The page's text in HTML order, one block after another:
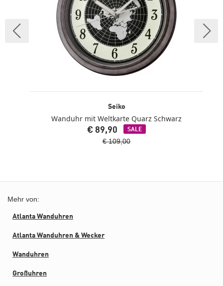
Seiko
Wanduhr mit Weltkarte Quarz Schwarz
€ 89,90 SALE
€ 109,00
Mehr von:
Atlanta Wanduhren
Atlanta Wanduhren & Wecker
Wanduhren
Großuhren